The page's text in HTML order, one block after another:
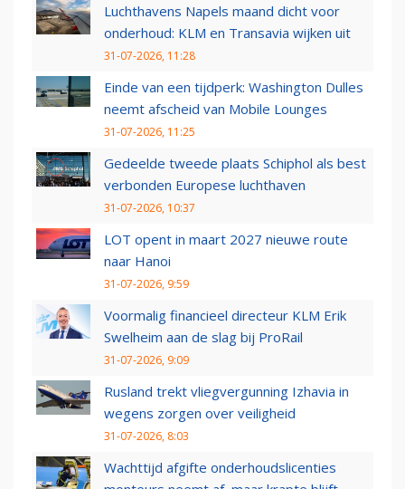
Luchthavens Napels maand dicht voor
onderhoud: KLM en Transavia wijken uit
31-07-2026, 11:28
Einde van een tijdperk: Washington Dulles
neemt afscheid van Mobile Lounges
31-07-2026, 11:25
Gedeelde tweede plaats Schiphol als best
verbonden Europese luchthaven
31-07-2026, 10:37
LOT opent in maart 2027 nieuwe route
naar Hanoi
31-07-2026, 9:59
Voormalig financieel directeur KLM Erik
Swelheim aan de slag bij ProRail
31-07-2026, 9:09
Rusland trekt vliegvergunning Izhavia in
wegens zorgen over veiligheid
31-07-2026, 8:03
Wachttijd afgifte onderhoudslicenties